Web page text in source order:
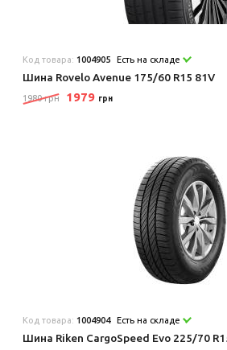
Код товара: 1004905 Есть на складе
Шина Rovelo Avenue 175/60 R15 81V
1980 грн 1979 грн
Код товара: 1004904 Есть на складе
Шина Riken CargoSpeed Evo 225/70